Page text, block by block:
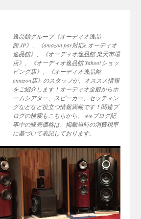
逸品館グループ《オーディオ逸品
館.JP》、《amazon pay対応e.オーディオ
逸品館》、《オーディオ逸品館 楽天市場
店》、《オーディオ逸品館 Yahoo!ショッ
ピング店》、《オーディオ逸品館
amazon店》のスタッフが、オススメ情報
をご紹介します！オーディオ全般からホ
ームシアター、スピーカー、セッティン
グなどなど役立つ情報満載です！関連ブ
ログの検索もこちらから。 ※※ブログ記
事中の販売価格は、掲載当時の消費税率
に基づいて表記しております。